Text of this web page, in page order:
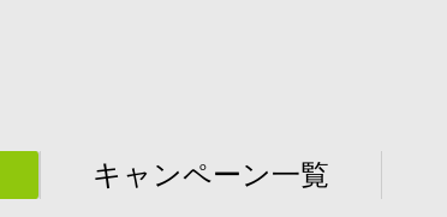
キャンペーン一覧